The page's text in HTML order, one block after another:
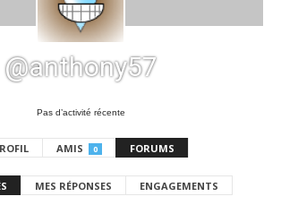
@anthony57
Pas d’activité récente
AMIS 0 FORUMS
MES RÉPONSES ENGAGEMENTS